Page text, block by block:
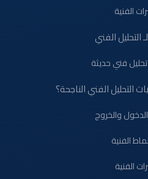
الفنية
التحليل الفني
تحليل فني حديثة
التحليل الفني الناجحة؟
والخروج
الفنية
الفنية